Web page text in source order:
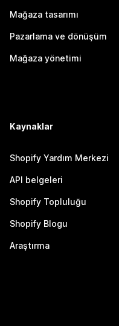
Mağaza tasarımı
Pazarlama ve dönüşüm
Mağaza yönetimi
Kaynaklar
Shopify Yardım Merkezi
API belgeleri
Shopify Topluluğu
Shopify Blogu
Araştırma